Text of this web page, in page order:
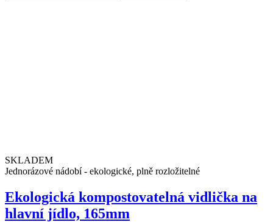
SKLADEM
Jednorázové nádobí - ekologické, plně rozložitelné
Ekologická kompostovatelná vidlička na
hlavní jídlo, 165mm